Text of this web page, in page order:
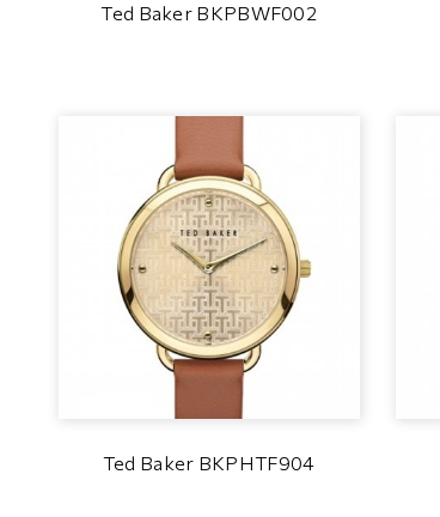
Ted Baker BKPBWF002
Ted Baker BKPHTF904